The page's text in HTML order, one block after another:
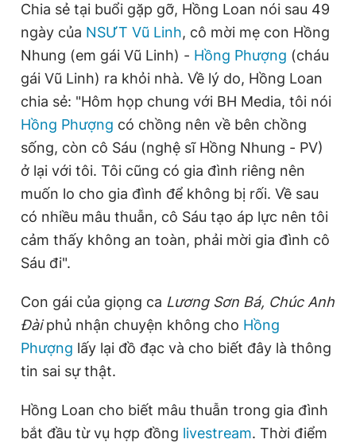
Theo dõi báo trên
Hotline
0906 645 777
Liên hệ quảng cáo
0908 780 404
Đặt báo Quảng cáo RSS Tòa soạn Chính sách bảo
Tổng biên tập: Nguyễn Ngọc Toàn
Phó tổng biên tập thường trực: Hải Thành
Phó tổng biên tập: Lâm Hiếu Dũng
Phó tổng biên tập: Trần Việt Hưng
Giấy phép xuất bản số 110/GP - BTTTT cấp ngày 24.3.2020
© 2003-2026 Bản quyền thuộc về Báo Thanh Niên. Cấm sao
bản. Phát triển bởi ePi Technologies, JSC.
Chia sẻ tại buổi gặp gỡ, Hồng Loan nói sau 49
ngày của NSƯT Vũ Linh, cô mời mẹ con Hồng
Nhung (em gái Vũ Linh) - Hồng Phượng (cháu
gái Vũ Linh) ra khỏi nhà. Về lý do, Hồng Loan
chia sẻ: "Hôm họp chung với BH Media, tôi nói
Hồng Phượng có chồng nên về bên chồng
sống, còn cô Sáu (nghệ sĩ Hồng Nhung - PV)
ở lại với tôi. Tôi cũng có gia đình riêng nên
muốn lo cho gia đình để không bị rối. Về sau
có nhiều mâu thuẫn, cô Sáu tạo áp lực nên tôi
cảm thấy không an toàn, phải mời gia đình cô
Sáu đi".
Con gái của giọng ca Lương Sơn Bá, Chúc Anh
Đàiphủ nhận chuyện không cho Hồng
Phượng lấy lại đồ đạc và cho biết đây là thông
tin sai sự thật.
Hồng Loan cho biết mâu thuẫn trong gia đình
bắt đầu từ vụ hợp đồng livestream. Thời điểm